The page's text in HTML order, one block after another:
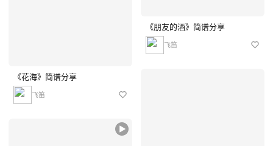
《花海》简谱分享
飞笛
《朋友的酒》简谱分享
飞笛